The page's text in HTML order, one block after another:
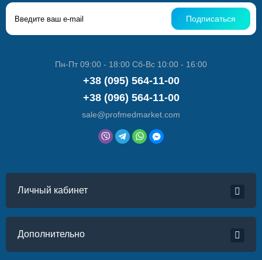
Подписаться
Пн-Пт 09:00 - 18:00 Сб-Вс 10:00 - 16:00
+38 (095) 564-11-00
+38 (096) 564-11-00
sale@profmedmarket.com
Личный кабинет
Дополнительно